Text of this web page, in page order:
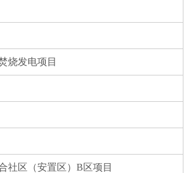
烧发电项目
社区（安置区）B区项目